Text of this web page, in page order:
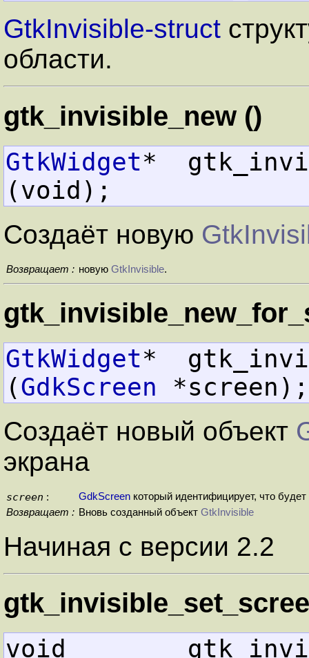
GtkInvisible-struct
области.
gtk_invisible_new ()
GtkWidget*
(void);
Создаёт новую
Возвращает : новую GtkInvisible.
GtkWidget*
(GdkScreen *screen);
Создаёт новый объект
экрана
screen : GdkScreen который идентифицирует, что
Возвращает : Вновь созданный объект GtkInvisible
Начиная с версии 2.2
void